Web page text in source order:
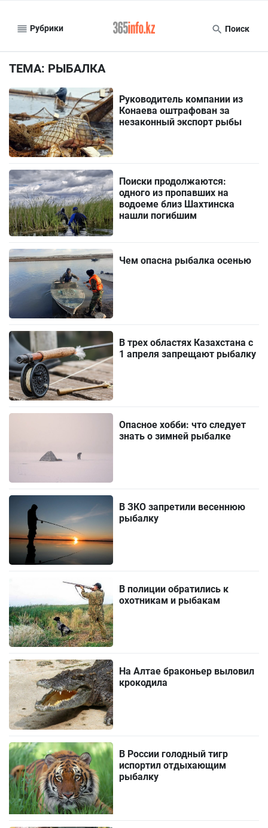
Рубрики Поиск
ТЕМА: РЫБАЛКА
Руководитель компании из
Конаева оштрафован за
незаконный экспорт рыбы
Поиски продолжаются:
одного из пропавших на
водоеме близ Шахтинска
нашли погибшим
Чем опасна рыбалка осенью
В трех областях Казахстана с
1 апреля запрещают рыбалку
Опасное хобби: что следует
знать о зимней рыбалке
В ЗКО запретили весеннюю
рыбалку
В полиции обратились к
охотникам и рыбакам
На Алтае браконьер выловил
крокодила
В России голодный тигр
испортил отдыхающим
рыбалку